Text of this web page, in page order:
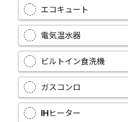
エコキュート
電気温水器
ビルトイン食洗機
ガスコンロ
IHヒーター